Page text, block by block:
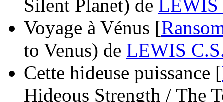
Silent Planet) de LEWIS
Voyage à Vénus [
to Venus) de LEWIS
Cette hideuse puissance [
Hideous Strength / The